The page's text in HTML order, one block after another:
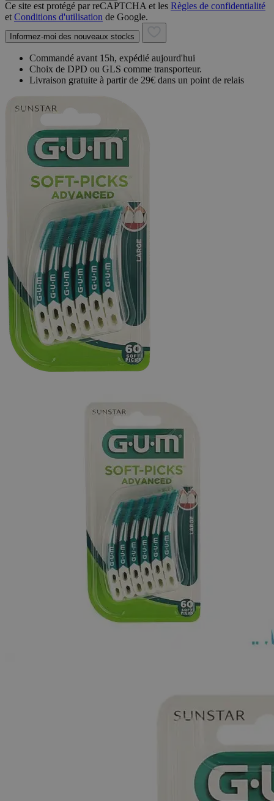
Ce site est protégé par reCAPTCHA et les Règles de confidentialité
et Conditions d'utilisation de Google.
Informez-moi des nouveaux stocks
Commandé avant 15h, expédié aujourd'hui
Choix de DPD ou GLS comme transporteur.
Livraison gratuite à partir de 29€ dans un point de relais